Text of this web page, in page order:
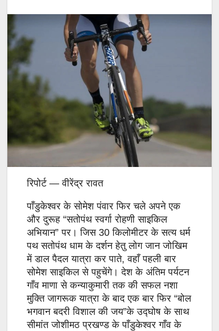
रिपोर्ट — वीरेंद्र रावत
पाँडुकेश्वर के सोमेश पंवार फिर चले अपने एक
और दुरूह “सतोपंथ स्वर्गा रोहणी साइकिल
अभियान” पर। जिस 30 किलोमीटर के सत्य धर्म
पथ सतोपंथ धाम के दर्शन हेतु लोग जान जोखिम
में डाल पैदल यात्रा कर पाते, वहाँ पहली बार
सोमेश साइकिल से पहुचेंगे। देश के अंतिम पर्यटन
गाँव माणा से कन्याकुमारी तक की सफल नशा
मुक्ति जागरूक यात्रा के बाद एक बार फिर “बोल
भगवान बदरी विशाल की जय”के उद्घोष के साथ
सीमांत जोशीमठ प्रखण्ड के पाँडुकेश्वर गाँव के